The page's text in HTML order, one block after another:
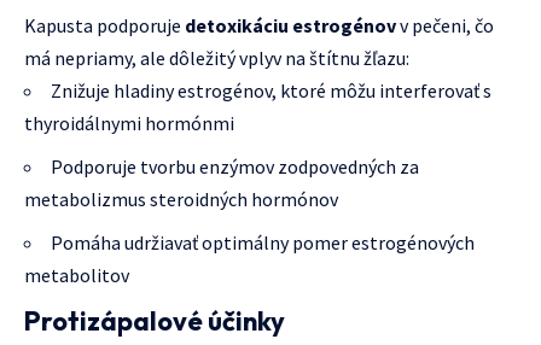
Kapusta podporuje detoxikáciu estrogénovv pečeni, čo
má nepriamy, ale dôležitý vplyv na štítnu žľazu:
Znižuje hladiny estrogénov, ktoré môžu interferovať s
thyroidálnymi hormónmi
Podporuje tvorbu enzýmov zodpovedných za
metabolizmus steroidných hormónov
Pomáha udržiavať optimálny pomer estrogénových
metabolitov
Protizápalové účinky